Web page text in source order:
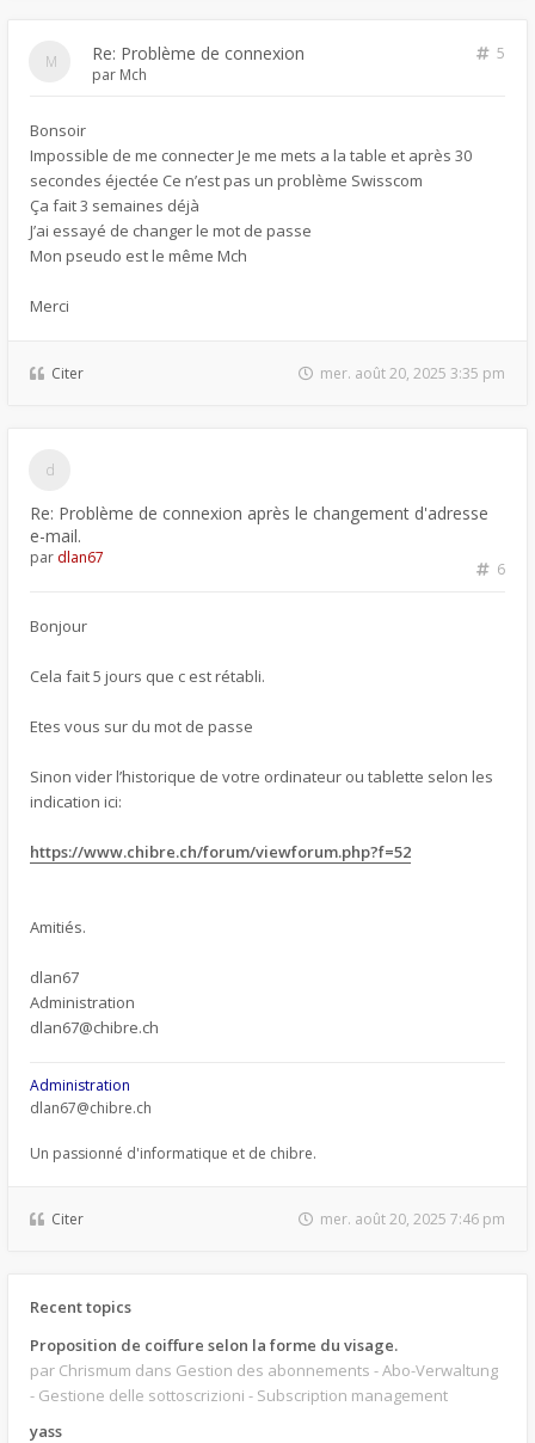
Re: Problème de connexion
5
par Mch
Bonsoir
Impossible de me connecter Je me mets a la table et après 30
secondes éjectée Ce n’est pas un problème Swisscom
Ça fait 3 semaines déjà
J’ai essayé de changer le mot de passe
Mon pseudo est le même Mch
Merci
Citer mer. août 20, 2025 3:35 pm
Re: Problème de connexion après le changement d'adresse
e-mail.
6
par dlan67
Bonjour
Cela fait 5 jours que c est rétabli.
Etes vous sur du mot de passe
Sinon vider l’historique de votre ordinateur ou tablette selon les
indication ici:
https://www.chibre.ch/forum/viewforum.php?f=52
Amitiés.
dlan67
Administration
dlan67@chibre.ch
Administration
dlan67@chibre.ch
Un passionné d'informatique et de chibre.
Citer mer. août 20, 2025 7:46 pm
Recent topics
Proposition de coiffure selon la forme du visage.
par Chrismum dans Gestion des abonnements - Abo-Verwaltung
- Gestione delle sottoscrizioni - Subscription management
yass